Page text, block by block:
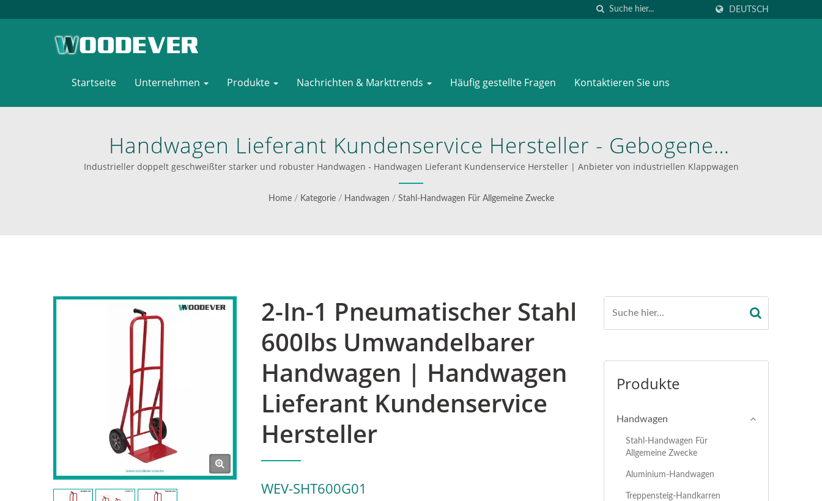
DEUTSCH
Startseite Unternehmen Produkte Nachrichten & Markttrends Häufig gestellte Fragen Kontaktieren Sie uns
Handwagen Lieferant Kundenservice Hersteller - Gebogene
Rückenlehne Und Solide Gummiräder Können Zum Transport
Schwerer Lasten Bis Zu 600 Lb Verwendet Werden | WOODEVER:
Industrieller doppelt geschweißter starker und robuster Handwagen - Handwagen Lieferant Kundenservice Hersteller | Anbieter von industriellen Klappwagen
Home / Kategorie / Handwagen / Stahl-Handwagen Für Allgemeine Zwecke
2-In-1 Pneumatischer Stahl
600lbs Umwandelbarer
Handwagen | Handwagen
Lieferant Kundenservice
Hersteller
WEV-SHT600G01
Produkte
Handwagen
Stahl-Handwagen Für
Allgemeine Zwecke
Aluminium-Handwagen
Treppensteig-Handkarren